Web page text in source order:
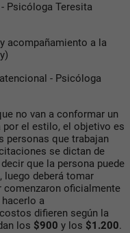
Psicóloga Teresita
acompañamiento a la
- Psicóloga
no van a conformar un
por el estilo, el objetivo es
personas que trabajan
se dictan de
que la persona puede
deberá tomar
comenzaron oficialmente
a
difieren según la
los $900 y los $1.200.